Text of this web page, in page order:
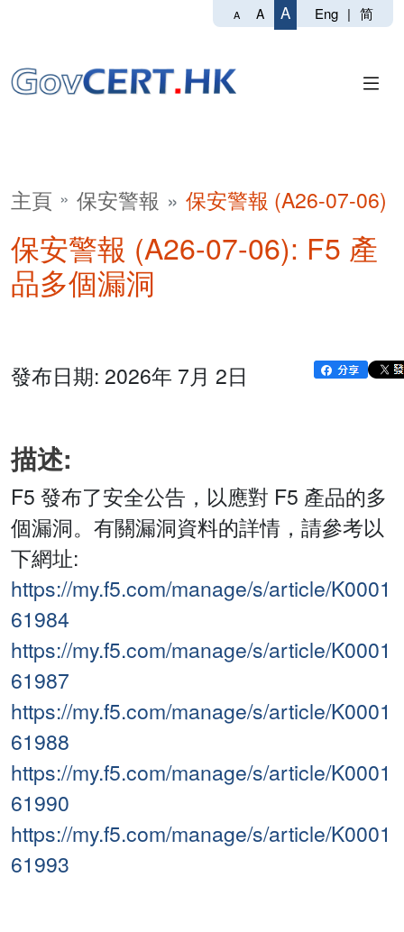
A A A Eng | 简
主頁 保安警報 保安警報 (A26-07-06)
保安警報 (A26-07-06): F5 產
品多個漏洞
發布日期: 2026年 7月 2日
描述:
F5 發布了安全公告，以應對 F5 產品的多
個漏洞。有關漏洞資料的詳情，請參考以
下網址:
https://my.f5.com/manage/s/article/K0001
61984
https://my.f5.com/manage/s/article/K0001
61987
https://my.f5.com/manage/s/article/K0001
61988
https://my.f5.com/manage/s/article/K0001
61990
https://my.f5.com/manage/s/article/K0001
61993